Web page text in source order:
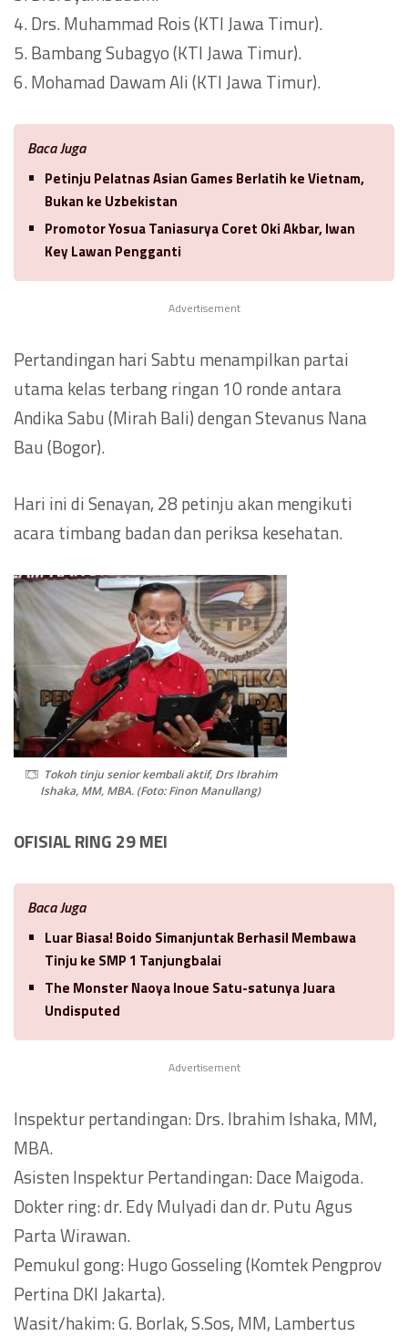
4. Drs. Muhammad Rois (KTI Jawa Timur).
5. Bambang Subagyo (KTI Jawa Timur).
6. Mohamad Dawam Ali (KTI Jawa Timur).
Baca Juga
Petinju Pelatnas Asian Games Berlatih ke Vietnam,
Bukan ke Uzbekistan
Promotor Yosua Taniasurya Coret Oki Akbar, Iwan
Key Lawan Pengganti
Advertisement
Pertandingan hari Sabtu menampilkan partai
utama kelas terbang ringan 10 ronde antara
Andika Sabu (Mirah Bali) dengan Stevanus Nana
Bau (Bogor).
Hari ini di Senayan, 28 petinju akan mengikuti
acara timbang badan dan periksa kesehatan.
Tokoh tinju senior kembali aktif, Drs Ibrahim
Ishaka, MM, MBA. (Foto: Finon Manullang)
OFISIAL RING 29 MEI
Baca Juga
Luar Biasa! Boido Simanjuntak Berhasil Membawa
Tinju ke SMP 1 Tanjungbalai
The Monster Naoya Inoue Satu-satunya Juara
Undisputed
Advertisement
Inspektur pertandingan: Drs. Ibrahim Ishaka, MM,
MBA.
Asisten Inspektur Pertandingan: Dace Maigoda.
Dokter ring: dr. Edy Mulyadi dan dr. Putu Agus
Parta Wirawan.
Pemukul gong: Hugo Gosseling (Komtek Pengprov
Pertina DKI Jakarta).
Wasit/hakim: G. Borlak, S.Sos, MM, Lambertus